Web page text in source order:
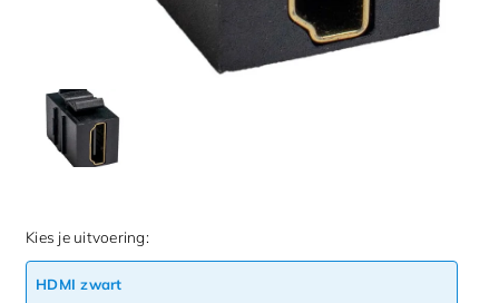
Kies je uitvoering:
HDMI zwart